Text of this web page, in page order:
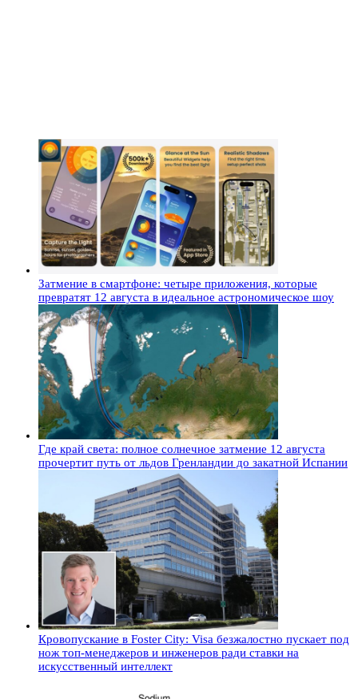
Затмение в смартфоне: четыре приложения, которые
превратят 12 августа в идеальное астрономическое шоу
Где край света: полное солнечное затмение 12 августа
прочертит путь от льдов Гренландии до закатной Испании
Кровопускание в Foster City: Visa безжалостно пускает под
нож топ-менеджеров и инженеров ради ставки на
искусственный интеллект